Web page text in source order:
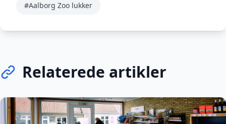
#Aalborg Zoo lukker
Relaterede artikler